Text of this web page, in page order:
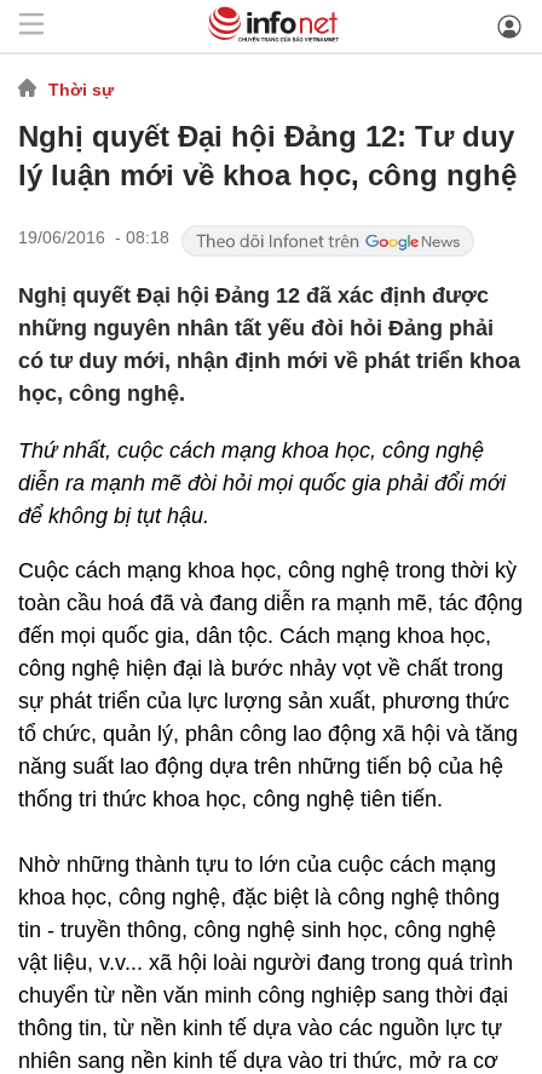
Thời sự
Nghị quyết Đại hội Đảng 12: Tư duy
lý luận mới về khoa học, công nghệ
19/06/2016 - 08:18
Nghị quyết Đại hội Đảng 12 đã xác định được
những nguyên nhân tất yếu đòi hỏi Đảng phải
có tư duy mới, nhận định mới về phát triển khoa
học, công nghệ.
Thứ nhất, cuộc cách mạng khoa học, công nghệ
diễn ra mạnh mẽ đòi hỏi mọi quốc gia phải đổi mới
để không bị tụt hậu.
Cuộc cách mạng khoa học, công nghệ trong thời kỳ
toàn cầu hoá đã và đang diễn ra mạnh mẽ, tác động
đến mọi quốc gia, dân tộc. Cách mạng khoa học,
công nghệ hiện đại là bước nhảy vọt về chất trong
sự phát triển của lực lượng sản xuất, phương thức
tổ chức, quản lý, phân công lao động xã hội và tăng
năng suất lao động dựa trên những tiến bộ của hệ
thống tri thức khoa học, công nghệ tiên tiến.
Nhờ những thành tựu to lớn của cuộc cách mạng
khoa học, công nghệ, đặc biệt là công nghệ thông
tin - truyền thông, công nghệ sinh học, công nghệ
vật liệu, v.v... xã hội loài người đang trong quá trình
chuyển từ nền văn minh công nghiệp sang thời đại
thông tin, từ nền kinh tế dựa vào các nguồn lực tự
nhiên sang nền kinh tế dựa vào tri thức, mở ra cơ